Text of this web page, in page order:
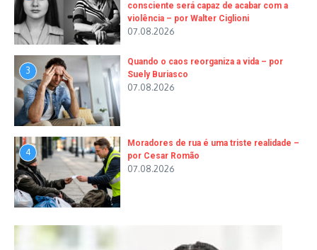
consciente será capaz de acabar com a
violência – por Walter Ciglioni
07.08.2026
3
Quando o caos reorganiza a vida – por
Suely Buriasco
07.08.2026
4
Moradores de rua é uma triste realidade –
por Cesar Romão
07.08.2026